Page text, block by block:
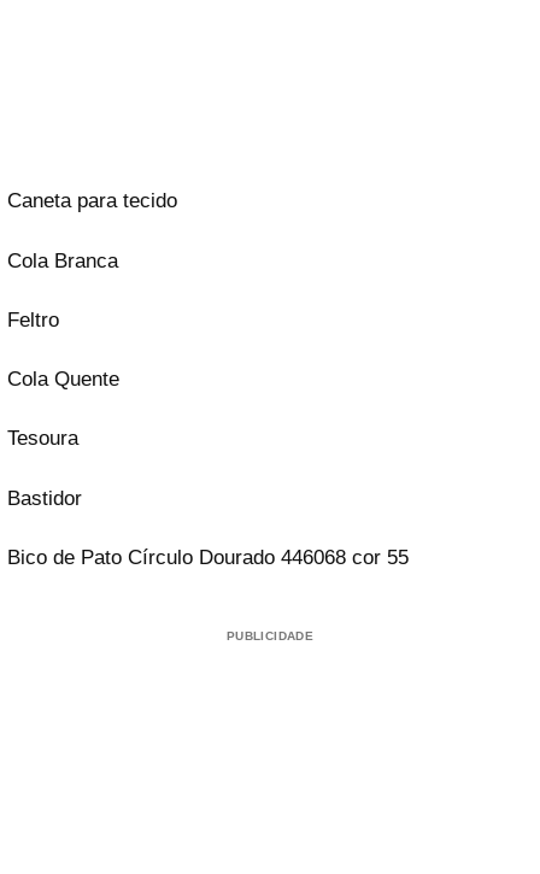
Caneta para tecido
Cola Branca
Feltro
Cola Quente
Tesoura
Bastidor
Bico de Pato Círculo Dourado 446068 cor 55
PUBLICIDADE